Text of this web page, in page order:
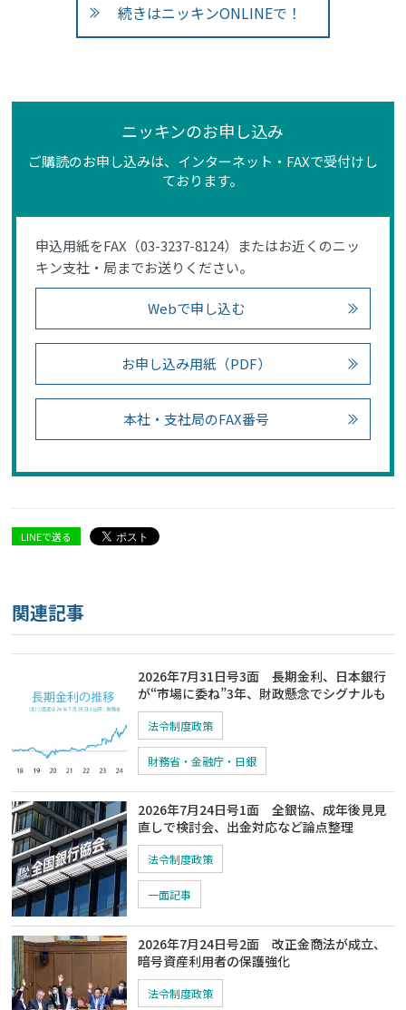
続きはニッキンONLINEで！
ニッキンのお申し込み
ご購読のお申し込みは、インターネット・FAXで受付けし
ております。
申込用紙をFAX（03-3237-8124）またはお近くのニッ
キン支社・局までお送りください。
Webで申し込む
お申し込み用紙（PDF）
本社・支社局のFAX番号
LINEで送る
関連記事
2026年7月31日号3面 長期金利、日本銀行
が“市場に委ね”3年、財政懸念でシグナルも
法令制度政策
財務省・金融庁・日銀
2026年7月24日号1面 全銀協、成年後見見
直しで検討会、出金対応など論点整理
法令制度政策
一面記事
2026年7月24日号2面 改正金商法が成立、
暗号資産利用者の保護強化
法令制度政策